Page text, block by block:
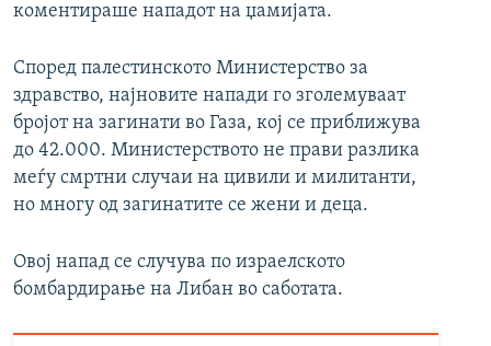
коментираше нападот на џамијата.
Според палестинското Министерство за
здравство, најновите напади го зголемуваат
бројот на загинати во Газа, кој се приближува
до 42.000. Министерството не прави разлика
меѓу смртни случаи на цивили и милитанти,
но многу од загинатите се жени и деца.
Овој напад се случува по израелското
бомбардирање на Либан во саботата.